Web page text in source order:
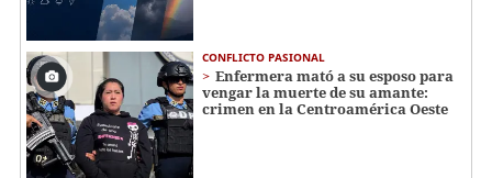
CONFLICTO PASIONAL
Enfermera mató a su esposo para
vengar la muerte de su amante:
crimen en la Centroamérica Oeste